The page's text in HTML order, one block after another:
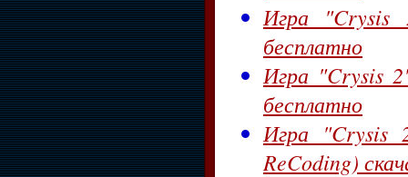
Игра "Crysis
бесплатно
Игра "Crysis
бесплатно
Игра "Crysis
ReCoding)